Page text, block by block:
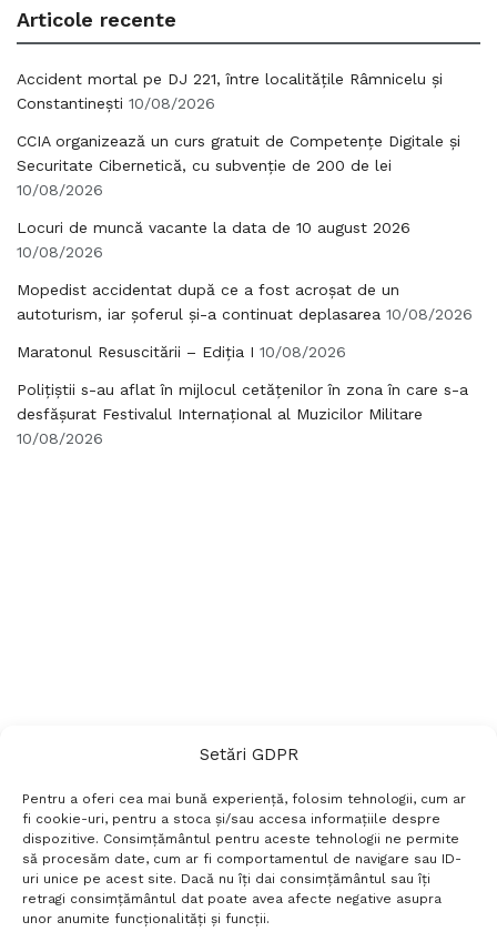
Setări GDPR
Pentru a oferi cea mai bună experiență, folosim tehnologii, cum ar
fi cookie-uri, pentru a stoca și/sau accesa informațiile despre
dispozitive. Consimțământul pentru aceste tehnologii ne permite
să procesăm date, cum ar fi comportamentul de navigare sau ID-
uri unice pe acest site. Dacă nu îți dai consimțământul sau îți
retragi consimțământul dat poate avea afecte negative asupra
unor anumite funcționalități și funcții.
Articole recente
Accident mortal pe DJ 221, între localitățile Râmnicelu și
Constantinești 10/08/2026
CCIA organizează un curs gratuit de Competențe Digitale și
Securitate Cibernetică, cu subvenție de 200 de lei
10/08/2026
Locuri de muncă vacante la data de 10 august 2026
10/08/2026
Mopedist accidentat după ce a fost acroșat de un
autoturism, iar șoferul și-a continuat deplasarea 10/08/2026
Maratonul Resuscitării – Ediția I 10/08/2026
Polițiștii s-au aflat în mijlocul cetățenilor în zona în care s-a
desfășurat Festivalul Internațional al Muzicilor Militare
10/08/2026
Termeni si conditii
Politică de confidențialitate
Politica cookies
Setări GDPR